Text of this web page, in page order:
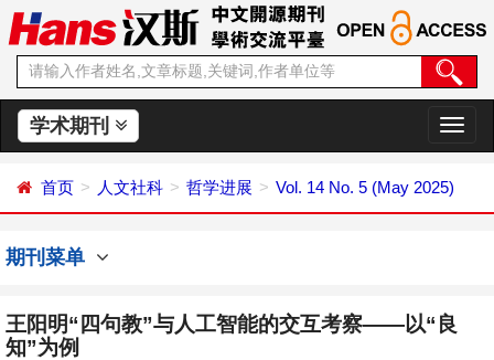
学术期刊
切
换
航
首页 人文社科 哲学进展 Vol. 14 No. 5 (May 2025)
期刊菜单
王阳明“四句教”与人工智能的交互考察——以“良
知”为例